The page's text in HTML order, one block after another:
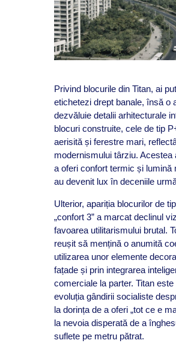
Privind blocurile din Titan, ai
etichetezi drept banale, însă o
dezvăluie detalii arhitecturale
blocuri construite, cele de tip
aerisită și ferestre mari,
modernismului târziu. Acestea
a oferi confort termic și lumină
au devenit lux în deceniile
Ulterior, apariția blocurilor de
„confort 3” a marcat declinul
favoarea utilitarismului brutal.
reușit să mențină o anumită
utilizarea unor elemente
fațade și prin integrarea
comerciale la parter. Titan
evoluția gândirii socialiste
la dorința de a oferi „tot ce e
la nevoia disperată de a
suflete pe metru pătrat.